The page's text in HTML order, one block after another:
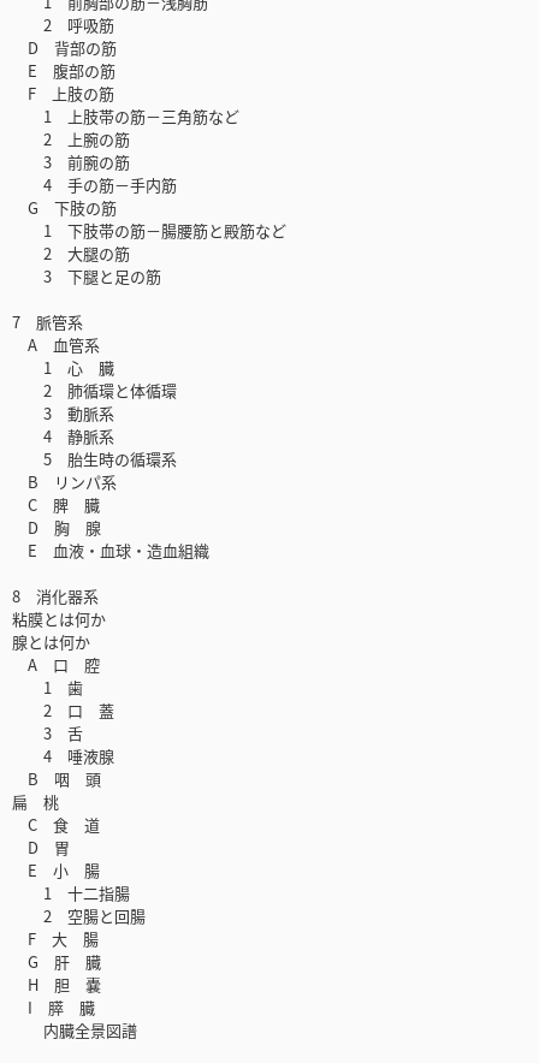
2 呼吸筋
D 背部の筋
E 腹部の筋
F 上肢の筋
1 上肢帯の筋－三角筋など
2 上腕の筋
3 前腕の筋
4 手の筋－手内筋
G 下肢の筋
1 下肢帯の筋－腸腰筋と殿筋など
2 大腿の筋
3 下腿と足の筋
7 脈管系
A 血管系
1 心 臓
2 肺循環と体循環
3 動脈系
4 静脈系
5 胎生時の循環系
B リンパ系
C 脾 臓
D 胸 腺
E 血液・血球・造血組織
8 消化器系
粘膜とは何か
腺とは何か
A 口 腔
1 歯
2 口 蓋
3 舌
4 唾液腺
B 咽 頭
扁 桃
C 食 道
D 胃
E 小 腸
1 十二指腸
2 空腸と回腸
F 大 腸
G 肝 臓
H 胆 嚢
I 膵 臓
内臓全景図譜